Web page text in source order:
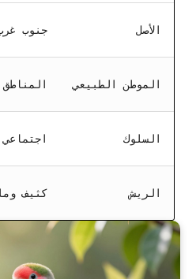
الأصل جنوب
الموطن الطبيعي
السلوك
الريش كثيف